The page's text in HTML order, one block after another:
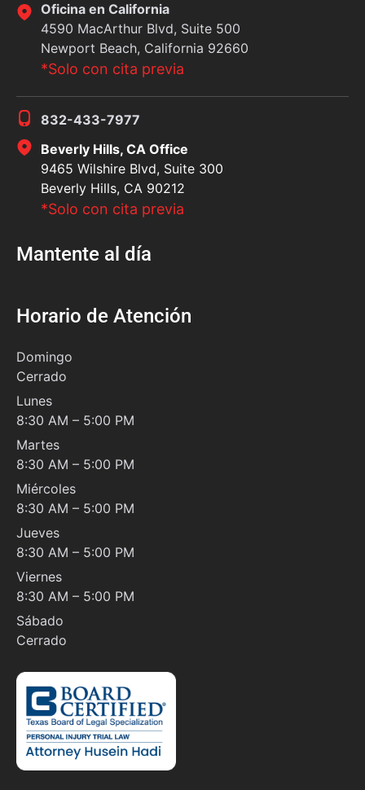
Oficina en California
4590 MacArthur Blvd, Suite 500
Newport Beach, California 92660
*Solo con cita previa
832-433-7977
Beverly Hills, CA Office
9465 Wilshire Blvd, Suite 300
Beverly Hills, CA 90212
*Solo con cita previa
Mantente al día
Horario de Atención
Domingo
Cerrado
Lunes
8:30 AM – 5:00 PM
Martes
8:30 AM – 5:00 PM
Miércoles
8:30 AM – 5:00 PM
Jueves
8:30 AM – 5:00 PM
Viernes
8:30 AM – 5:00 PM
Sábado
Cerrado